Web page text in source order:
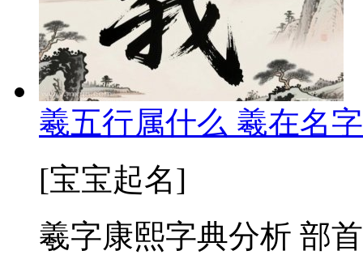
羲五行属什么 羲在名
[宝宝起名]
羲字康熙字典分析 部